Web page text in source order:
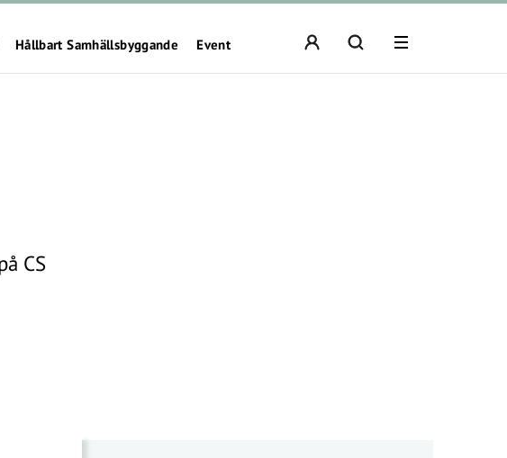
Hållbart Samhällsbyggande Event
CS